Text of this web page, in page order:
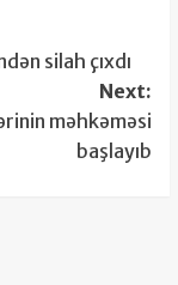
silah çıxdı
Next:
məhkəməsi
başlayıb